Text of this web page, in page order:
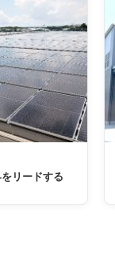
リードする